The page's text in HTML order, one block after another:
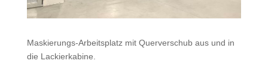
Maskierungs-Arbeitsplatz mit Querverschub aus und in
die Lackierkabine.